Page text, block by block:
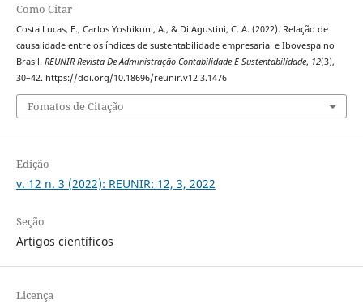
Como Citar
Costa Lucas, E., Carlos Yoshikuni, A., & Di Agustini, C. A. (2022). Relação de
causalidade entre os índices de sustentabilidade empresarial e Ibovespa no
Brasil. REUNIR Revista De Administração Contabilidade E Sustentabilidade, 12(3),
30–42. https://doi.org/10.18696/reunir.v12i3.1476
Fomatos de Citação
Edição
v. 12 n. 3 (2022): REUNIR: 12, 3, 2022
Seção
Artigos científicos
Licença